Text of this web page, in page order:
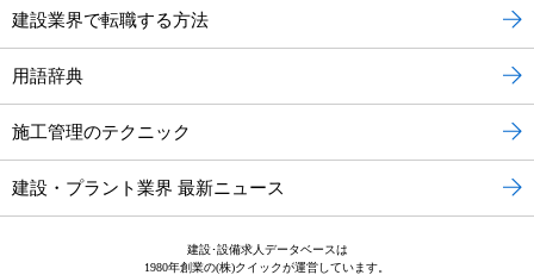
建設業界で転職する方法
用語辞典
施工管理のテクニック
建設・プラント業界 最新ニュース
建設･設備求人データベースは
1980年創業の(株)クイックが運営しています。